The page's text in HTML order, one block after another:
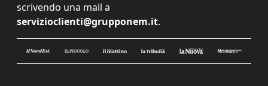
scrivendo una mail a
servizioclienti@grupponem.it.